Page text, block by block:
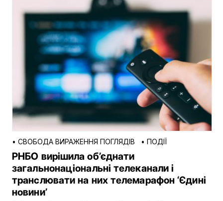
• СВОБОДА ВИРАЖЕННЯ ПОГЛЯДІВ • ПОДІЇ
РНБО вирішила об’єднати
загальнонаціональні телеканали і
транслювати на них телемарафон ‘Єдині
новини’